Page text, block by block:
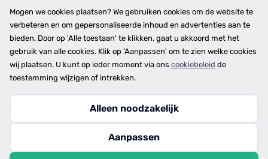
Bedrijfsgegevens
Werkwijze
Overzichten
Plaatsen
Provincies
Copyright © 2026
privacy- en cookiebeleid
Mogen we cookies plaatsen? We gebruiken cookies om de website te
verbeteren en om gepersonaliseerde inhoud en advertenties aan te
bieden. Door op 'Alle toestaan' te klikken, gaat u akkoord met het
gebruik van alle cookies. Klik op 'Aanpassen' om te zien welke cookies
wij plaatsen. U kunt op ieder moment via ons cookiebeleid de
toestemming wijzigen of intrekken.
Alleen noodzakelijk
Aanpassen